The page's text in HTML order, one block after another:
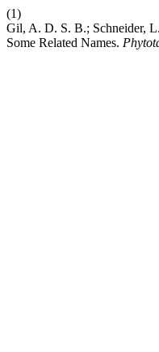
(1)
Gil, A. D. S. B.; Schneider,
Some Related Names.